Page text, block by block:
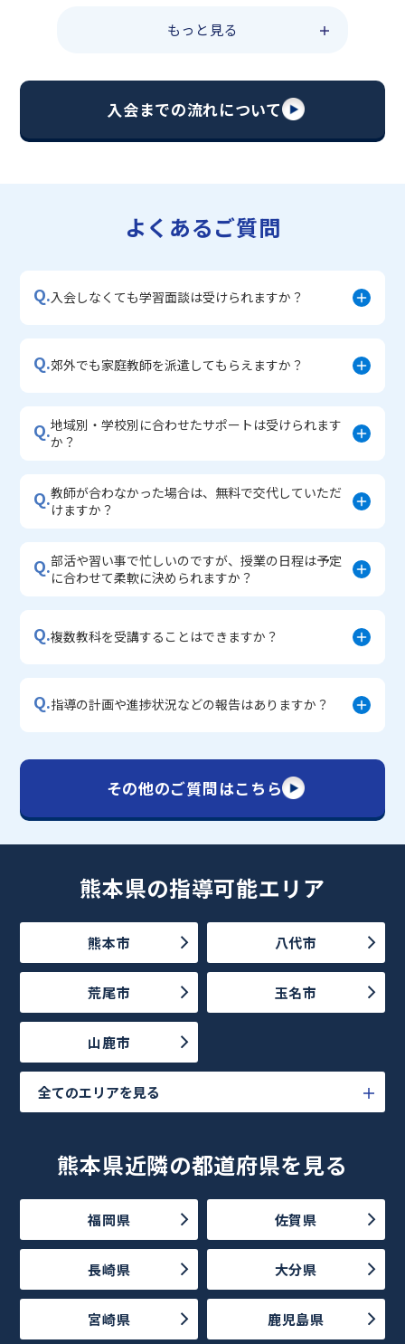
・総合型選抜直前対策コース
・【志望校別】公立・私立高校受験対策コース
・宿題サポートコース
・学習習慣定着コース
もっと見る
入会までの流れについて
よくあるご質問
Q.入会しなくても学習面談は受けられますか？
Q.郊外でも家庭教師を派遣してもらえますか？
Q.地域別・学校別に合わせたサポートは受けられます
か？
Q.教師が合わなかった場合は、無料で交代していただ
けますか？
Q.部活や習い事で忙しいのですが、授業の日程は予定
に合わせて柔軟に決められますか？
Q.複数教科を受講することはできますか？
Q.指導の計画や進捗状況などの報告はありますか？
その他のご質問はこちら
熊本県の指導可能エリア
熊本市 八代市
荒尾市 玉名市
山鹿市
全てのエリアを見る
熊本県近隣の都道府県を見る
福岡県 佐賀県
長崎県 大分県
宮崎県 鹿児島県